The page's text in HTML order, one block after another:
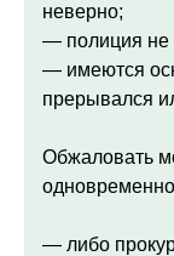
неверно;
— полиция не
— имеются
прерывался
Обжаловать
— либо